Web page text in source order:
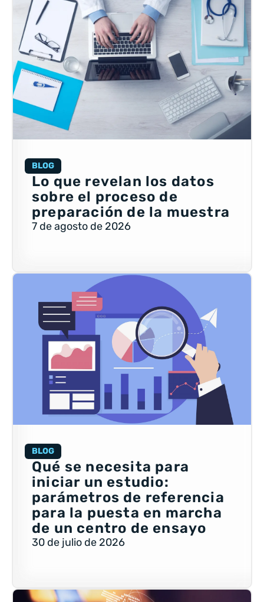
BLOG
Lo que revelan los datos
sobre el proceso de
preparación de la muestra
7 de agosto de 2026
BLOG
Qué se necesita para
iniciar un estudio:
parámetros de referencia
para la puesta en marcha
de un centro de ensayo
30 de julio de 2026